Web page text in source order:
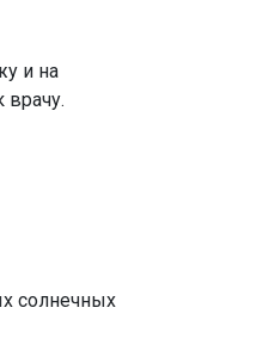
и на
врачу.
солнечных